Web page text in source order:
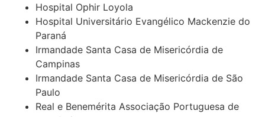
Hospital Ophir Loyola
Hospital Universitário Evangélico Mackenzie do
Paraná
Irmandade Santa Casa de Misericórdia de
Campinas
Irmandade Santa Casa de Misericórdia de São
Paulo
Real e Benemérita Associação Portuguesa de